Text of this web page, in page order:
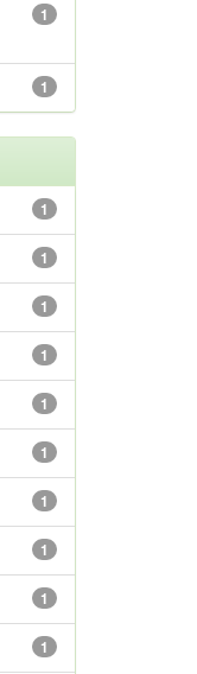
1
1
1
1
1
1
1
1
1
1
1
1